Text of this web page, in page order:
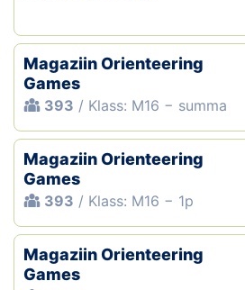
Magaziin Orienteering
Games
393 / Klass: M16 − summa
Magaziin Orienteering
Games
393 / Klass: M16 − 1p
Magaziin Orienteering
Games